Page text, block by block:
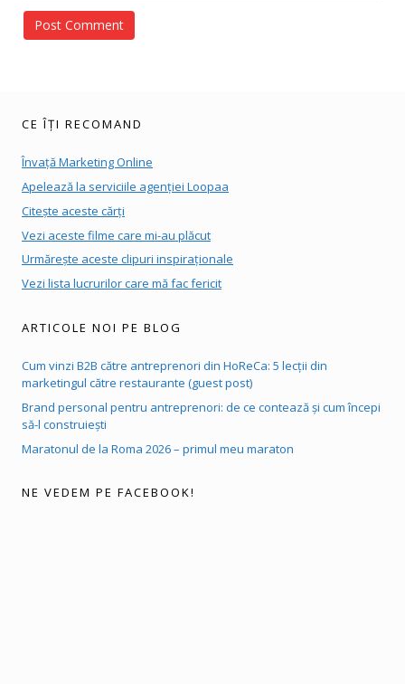
CE ÎȚI RECOMAND
Învață Marketing Online
Apelează la serviciile agenției Loopaa
Citește aceste cărți
Vezi aceste filme care mi-au plăcut
Urmărește aceste clipuri inspiraționale
Vezi lista lucrurilor care mă fac fericit
ARTICOLE NOI PE BLOG
Cum vinzi B2B către antreprenori din HoReCa: 5 lecții din
marketingul către restaurante (guest post)
Brand personal pentru antreprenori: de ce contează și cum începi
să-l construiești
Maratonul de la Roma 2026 – primul meu maraton
NE VEDEM PE FACEBOOK!